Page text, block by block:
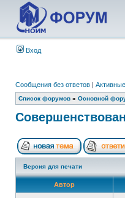
Вход
Сообщения без ответов |
Список форумов » Основной
Версия для печати
Автор